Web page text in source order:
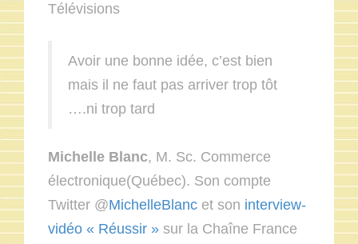
Télévisions
Avoir une bonne idée, c’est bien
mais il ne faut pas arriver trop tôt
….ni trop tard
Michelle Blanc, M. Sc. Commerce
électronique(Québec). Son compte
Twitter @MichelleBlanc et son interview-
vidéo « Réussir » sur la Chaîne France